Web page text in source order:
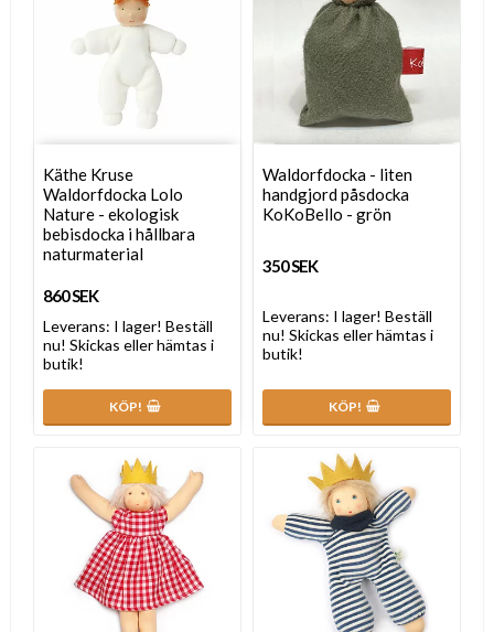
Käthe Kruse
Waldorfdocka Lolo
Nature - ekologisk
bebisdocka i hållbara
naturmaterial
860 SEK
Leverans: I lager! Beställ
nu! Skickas eller hämtas i
butik!
KÖP!
Waldorfdocka - liten
handgjord påsdocka
KoKoBello - grön
350 SEK
Leverans: I lager! Beställ
nu! Skickas eller hämtas i
butik!
KÖP!